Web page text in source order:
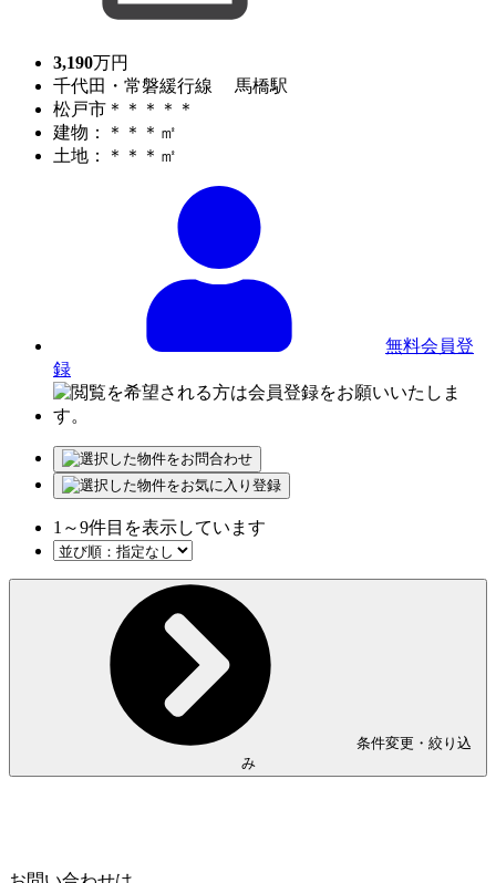
3,190万円
千代田・常磐緩行線 馬橋駅
松戸市＊＊＊＊＊
建物：＊＊＊㎡
土地：＊＊＊㎡
無料会員登
録
1 ～9件目を表示しています
条件変更・絞り込
み